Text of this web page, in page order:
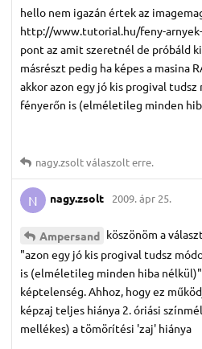
hello nem igazán értek az
http://www.tutorial.hu/feny-
pont az amit szeretnél de próbáld
másrészt pedig ha képes a masina
akkor azon egy jó kis progival tudsz
fényerőn is (elméletileg minden
nagy.​zsoltválaszolt erre.
N nagy.​zsolt 2009. ápr 25.
Ampersand köszönöm a
"azon egy jó kis progival tudsz
is (elméletileg minden hiba
képtelenség. Ahhoz, hogy ez
képzaj teljes hiánya 2. óriási
mellékes) a tömörítési 'zaj' hiánya